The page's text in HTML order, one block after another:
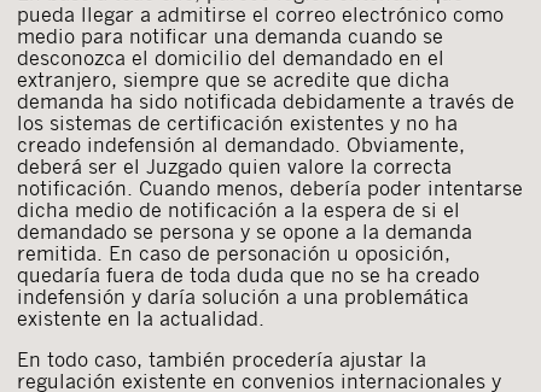
pueda llegar a admitirse el correo electrónico como
medio para notificar una demanda cuando se
desconozca el domicilio del demandado en el
extranjero, siempre que se acredite que dicha
demanda ha sido notificada debidamente a través de
los sistemas de certificación existentes y no ha
creado indefensión al demandado. Obviamente,
deberá ser el Juzgado quien valore la correcta
notificación. Cuando menos, debería poder intentarse
dicha medio de notificación a la espera de si el
demandado se persona y se opone a la demanda
remitida. En caso de personación u oposición,
quedaría fuera de toda duda que no se ha creado
indefensión y daría solución a una problemática
existente en la actualidad.
En todo caso, también procedería ajustar la
regulación existente en convenios internacionales y